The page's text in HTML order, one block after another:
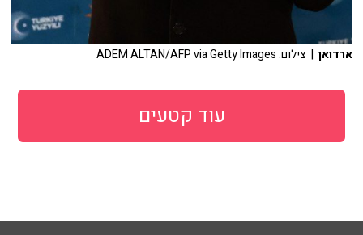
ארדואן | צילום: ADEM ALTAN/AFP via Getty Images
עוד קטעים